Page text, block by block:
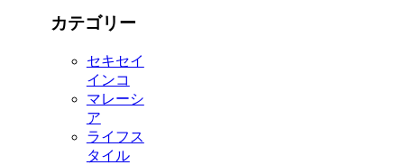
カテゴリー
セキセイ
インコ
マレーシ
ア
ライフス
タイル